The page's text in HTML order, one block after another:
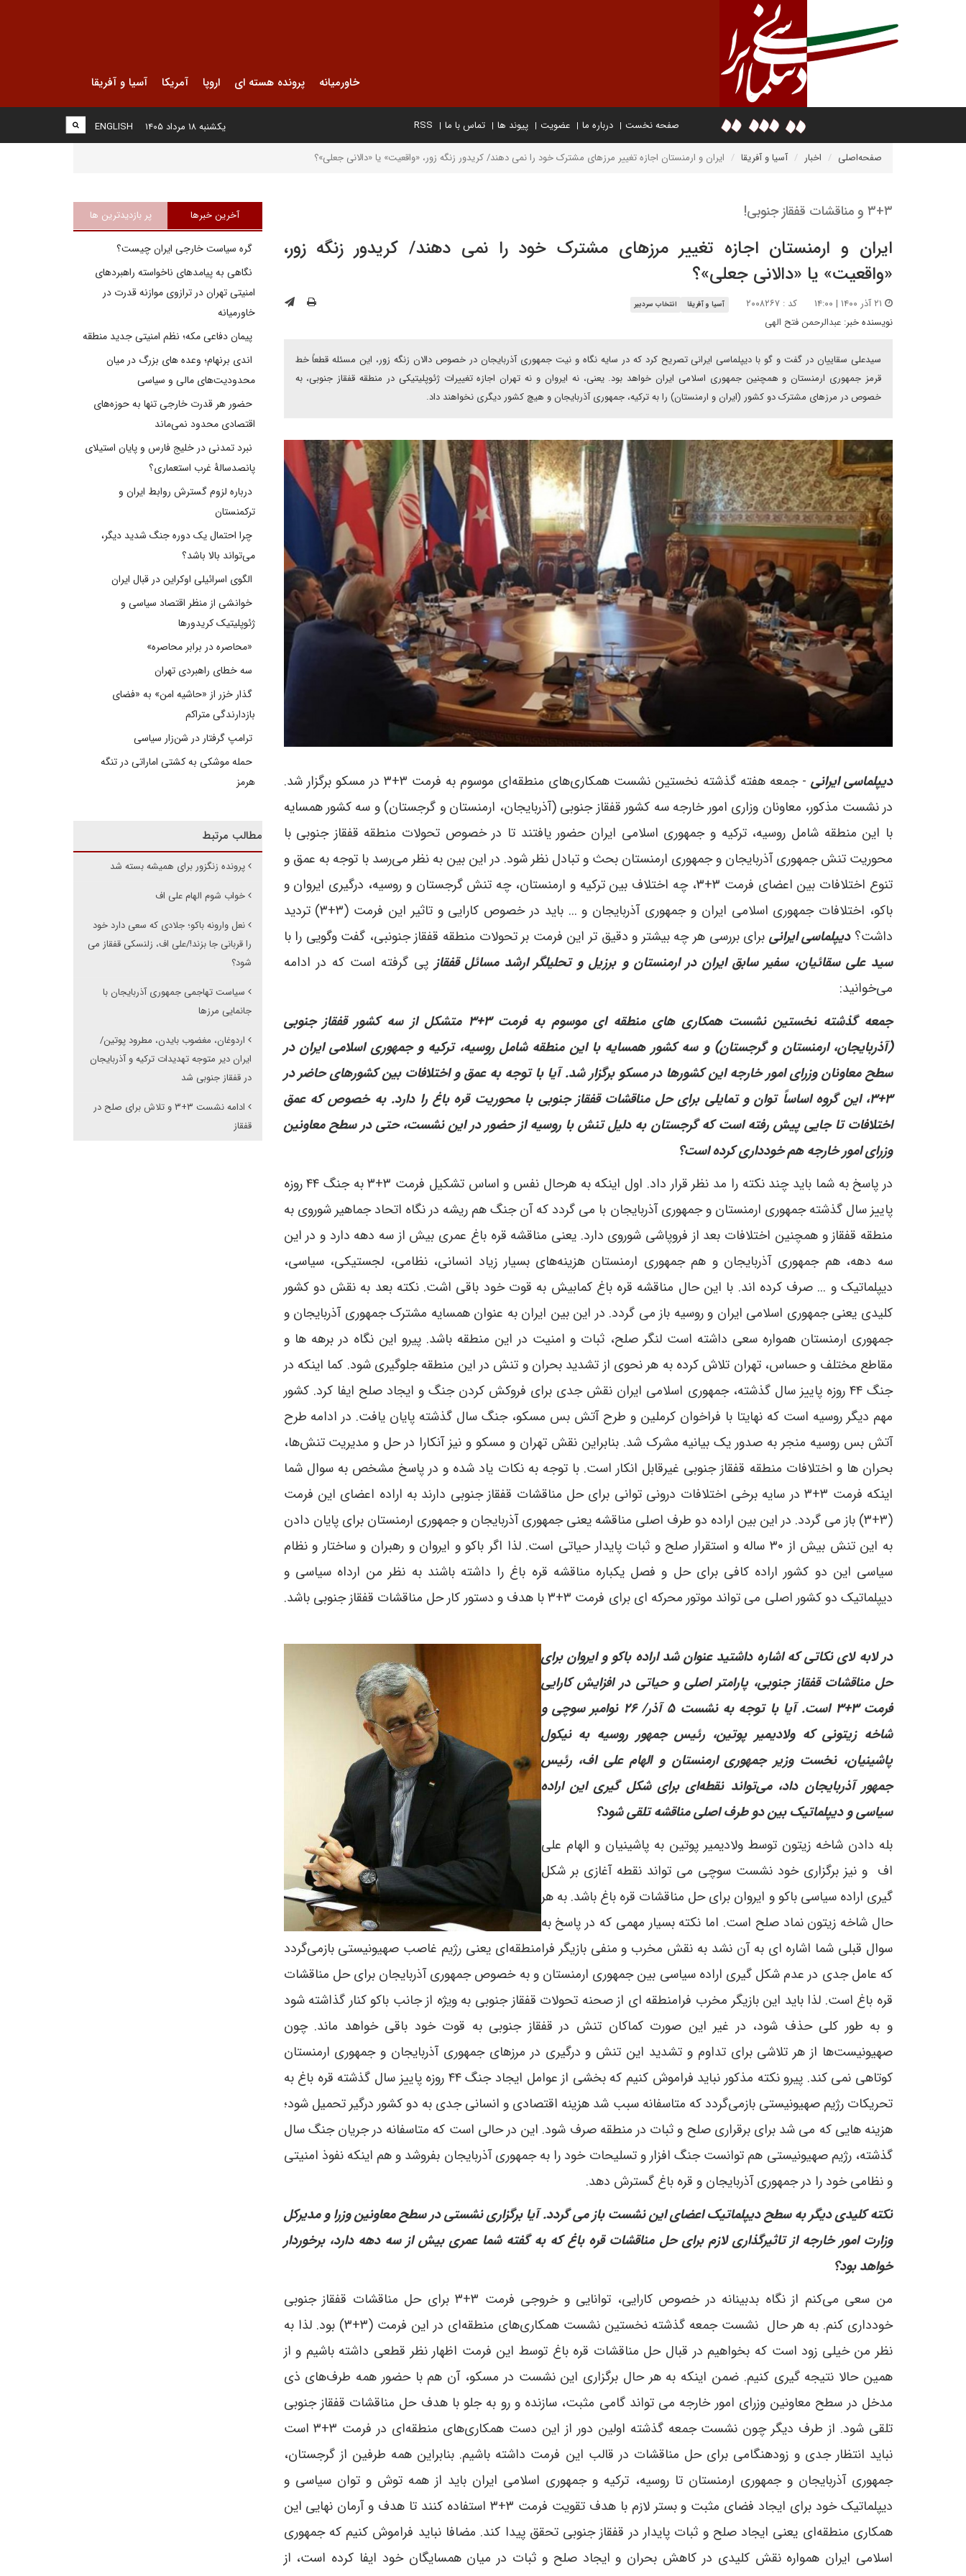
خاورمیانه پرونده هسته ای اروپا آمریکا آسیا و آفریقا
صفحه نخست درباره ما عضویت پیوند ها تماس با ما RSS
ENGLISH یکشنبه ۱۸ مرداد ۱۴۰۵
صفحه‌اصلی اخبار آسیا و آفریقا ایران و ارمنستان اجازه تغییر مرزهای مشترک خود را نمی دهند/ کریدور زنگه زور، «واقعیت» یا «دالانی جعلی»؟
۳+۳ و مناقشات قفقاز جنوبی!
ایران و ارمنستان اجازه تغییر مرزهای مشترک خود را نمی دهند/ کریدور زنگه زور،
«واقعیت» یا «دالانی جعلی»؟
کد : ۲۰۰۸۲۶۷ آسیا و آفریقا انتخاب سردبیر
نویسنده خبر: عبدالرحمن فتح الهی
سیدعلی سقاییان در گفت و گو با دیپلماسی ایرانی تصریح کرد که در سایه نگاه و نیت جمهوری آذربایجان در خصوص دالان زنگه زور، این مسئله قطعاً خط
قرمز جمهوری ارمنستان و همچنین جمهوری اسلامی ایران خواهد بود. یعنی، نه ایروان و نه تهران اجازه تغییرات ژئوپلیتیکی در منطقه قفقاز جنوبی، به
خصوص در مرزهای مشترک دو کشور (ایران و ارمنستان) را به ترکیه، جمهوری آذربایجان و هیچ کشور دیگری نخواهند داد.
دیپلماسی ایرانی
- جمعه هفته گذشته نخستین نشست همکاری‌های منطقه‌ای موسوم به فرمت ۳+۳ در مسکو برگزار شد.
در نشست مذکور، معاونان وزاری امور خارجه سه کشور قفقاز جنوبی (آذربایجان، ارمنستان و گرجستان) و سه کشور همسایه
با این منطقه شامل روسیه، ترکیه و جمهوری اسلامی ایران حضور یافتند تا در خصوص تحولات منطقه قفقاز جنوبی با
محوریت تنش جمهوری آذربایجان و جمهوری ارمنستان بحث و تبادل نظر شود. در این بین به نظر می‌رسد با توجه به عمق و
تنوع اختلافات بین اعضای فرمت ۳+۳، چه اختلاف بین ترکیه و ارمنستان، چه تنش گرجستان و روسیه، درگیری ایروان و
باکو، اختلافات جمهوری اسلامی ایران و جمهوری آذربایجان و ... باید در خصوص کارایی و تاثیر این فرمت (۳+۳) تردید
داشت؟دیپلماسی ایرانی برای بررسی هر چه بیشتر و دقیق تر این فرمت بر تحولات منطقه قفقاز جنونبی، گفت وگویی را با
سید علی سقائیان، سفیر سابق ایران در ارمنستان و برزیل و تحلیلگر ارشد مسائل قفقاز پی گرفته است که در ادامه
می‌خوانید:
جمعه گذشته نخستین نشست همکاری های منطقه ای موسوم به فرمت ۳+۳ متشکل از سه کشور قفقاز جنوبی
(آذربایجان، ارمنستان و گرجستان) و سه کشور همسایه با این منطقه شامل روسیه، ترکیه و جمهوری اسلامی ایران در
سطح معاونان وزرای امور خارجه این کشورها در مسکو برگزار شد. آیا با توجه به عمق و اختلافات بین کشورهای حاضر در
۳+۳، این گروه اساساً توان و تمایلی برای حل مناقشات قفقاز جنوبی با محوریت قره باغ را دارد. به خصوص که عمق
اختلافات تا جایی پیش رفته است که گرجستان به دلیل تنش با روسیه از حضور در این نشست، حتی در سطح معاونین
وزرای امور خارجه هم خودداری کرده است؟
در پاسخ به شما باید چند نکته را مد نظر قرار داد. اول اینکه به هرحال نفس و اساس تشکیل فرمت ۳+۳ به جنگ ۴۴ روزه
پاییز سال گذشته جمهوری ارمنستان و جمهوری آذربایجان با می گردد که آن جنگ هم ریشه در نگاه اتحاد جماهیر شوروی به
منطقه قفقاز و همچنین اختلافات بعد از فروپاشی شوروی دارد. یعنی مناقشه قره باغ عمری بیش از سه دهه دارد و در این
سه دهه، هم جمهوری آذربایجان و هم جمهوری ارمنستان هزینه‌های بسیار زیاد انسانی، نظامی، لجستیکی، سیاسی،
دیپلماتیک و ... صرف کرده اند. با این حال مناقشه قره باغ کمابیش به قوت خود باقی اشت. نکته بعد به نقش دو کشور
کلیدی یعنی جمهوری اسلامی ایران و روسیه باز می گردد. در این بین ایران به عنوان همسایه مشترک جمهوری آذربایجان و
جمهوری ارمنستان همواره سعی داشته است لنگر صلح، ثبات و امنیت در این منطقه باشد. پیرو این نگاه در برهه ها و
مقاطع مختلف و حساس، تهران تلاش کرده به هر نحوی از تشدید بحران و تنش در این منطقه جلوگیری شود. کما اینکه در
جنگ ۴۴ روزه پاییز سال گذشته، جمهوری اسلامی ایران نقش جدی برای فروکش کردن جنگ و ایجاد صلح ایفا کرد. کشور
مهم دیگر روسیه است که نهایتا با فراخوان کرملین و طرح آتش بس مسکو، جنگ سال گذشته پایان یافت. در ادامه طرح
آتش بس روسیه منجر به صدور یک بیانیه مشرک شد. بنابراین نقش تهران و مسکو و نیز آنکارا در حل و مدیریت تنش‌ها،
بحران ها و اختلافات منطقه قفقاز جنوبی غیرقابل انکار است. با توجه به نکات یاد شده و در پاسخ مشخص به سوال شما
اینکه فرمت ۳+۳ در سایه برخی اختلافات درونی توانی برای حل مناقشات قفقاز جنوبی دارند به اراده اعضای این فرمت
(۳+۳) باز می گردد. در این بین اراده دو طرف اصلی مناقشه یعنی جمهوری آذربایجان و جمهوری ارمنستان برای پایان دادن
به این تنش بیش از ۳۰ ساله و استقرار صلح و ثبات پایدار حیاتی است. لذا اگر باکو و ایروان و رهبران و ساختار و نظام
سیاسی این دو کشور اراده کافی برای حل و فصل یکباره مناقشه قره باغ را داشته باشند به نظر من ارداه سیاسی و
دیپلماتیک دو کشور اصلی می تواند موتور محرکه ای برای فرمت ۳+۳ با هدف و دستور کار حل مناقشات قفقاز جنوبی باشد.
در لابه لای نکاتی که اشاره داشتید عنوان شد اراده باکو و ایروان برای
حل مناقشات قفقاز جنوبی، پارامتر اصلی و حیاتی در افزایش کارایی
فرمت ۳+۳ است. آیا با توجه به نشست ۵ آذر/ ۲۶ نوامبر سوچی و
شاخه زیتونی که ولادیمیر پوتین، رئیس جمهور روسیه به نیکول
پاشینیان، نخست وزیر جمهوری ارمنستان و الهام علی اف، رئیس
جمهور آذربایجان داد، می‌تواند نقطه‌ای برای شکل گیری این اراده
سیاسی و دیپلماتیک بین دو طرف اصلی مناقشه تلقی شود؟
بله دادن شاخه زیتون توسط ولادیمیر پوتین به پاشینیان و الهام علی
اف و نیز برگزاری خود نشست سوچی می تواند نقطه آغازی بر شکل
گیری اراده سیاسی باکو و ایروان برای حل مناقشات قره باغ باشد. به هر
حال شاخه زیتون نماد صلح است. اما نکته بسیار مهمی که در پاسخ به
سوال قبلی شما اشاره ای به آن نشد به نقش مخرب و منفی بازیگر فرامنطقه‌ای یعنی رژیم غاصب صهیونیستی بازمی‌گردد
که عامل جدی در عدم شکل گیری اراده سیاسی بین جمهوری ارمنستان و به خصوص جمهوری آذربایجان برای حل مناقشات
قره باغ است. لذا باید این بازیگر مخرب فرامنطقه ای از صحنه تحولات قفقاز جنوبی به ویژه از جانب باکو کنار گذاشته شود
و به طور کلی حذف شود، در غیر این صورت کماکان تنش در قفقاز جنوبی به قوت خود باقی خواهد ماند. چون
صهیونیست‌ها از هر تلاشی برای تداوم و تشدید این تنش و درگیری در مرزهای جمهوری آذربایجان و جمهوری ارمنستان
کوتاهی نمی کند. پیرو نکته مذکور نباید فراموش کنیم که بخشی از عوامل ایجاد جنگ ۴۴ روزه پاییز سال گذشته قره باغ به
تحریکات رژیم صهیونیستی بازمی‌گردد که متاسفانه سبب شد هزینه اقتصادی و انسانی جدی به دو کشور درگیر تحمیل شود؛
هزینه هایی که می شد برای برقراری صلح و ثبات در منطقه صرف شود. این در حالی است که متاسفانه در جریان جنگ سال
گذشته، رژیم صهیونیستی هم توانست جنگ افزار و تسلیحات خود را به جمهوری آذربایجان بفروشد و هم اینکه نفوذ امنیتی
و نظامی خود را در جمهوری آذربایجان و قره باغ گسترش دهد.
نکته کلیدی دیگر به سطح دیپلماتیک اعضای این نشست باز می گردد. آیا برگزاری نشستی در سطح معاونین وزرا و مدیرکل
وزارت امور خارجه از تاثیرگذاری لازم برای حل مناقشات قره باغ که به گفته شما عمری بیش از سه دهه دارد، برخوردار
خواهد بود؟
من سعی می‌کنم از نگاه بدبینانه در خصوص کارایی، توانایی و خروجی فرمت ۳+۳ برای حل مناقشات قفقاز جنوبی
خودداری کنم. به هر حال نشست جمعه گذشته نخستین نشست همکاری‌های منطقه‌ای در این فرمت (۳+۳) بود. لذا به
نظر من خیلی زود است که بخواهیم در قبال حل مناقشات قره باغ توسط این فرمت اظهار نظر قطعی داشته باشیم و از
همین حالا نتیجه گیری کنیم. ضمن اینکه به هر حال برگزاری این نشست در مسکو، آن هم با حضور همه طرف‌های ذی
مدخل در سطح معاونین وزرای امور خارجه می تواند گامی مثبت، سازنده و رو به جلو با هدف حل مناقشات قفقاز جنوبی
تلقی شود. از طرف دیگر چون نشست جمعه گذشته اولین دور از این دست همکاری‌های منطقه‌ای در فرمت ۳+۳ است
نباید انتظار جدی و زودهنگامی برای حل مناقشات در قالب این فرمت داشته باشیم. بنابراین همه طرفین از گرجستان،
جمهوری آذربایجان و جمهوری ارمنستان تا روسیه، ترکیه و جمهوری اسلامی ایران باید از همه توش و توان سیاسی و
دیپلماتیک خود برای ایجاد فضای مثبت و بستر لازم با هدف تقویت فرمت ۳+۳ استفاده کنند تا هدف و آرمان نهایی این
همکاری منطقه‌ای یعنی ایجاد صلح و ثبات پایدار در قفقاز جنوبی تحقق پیدا کند. مضافا نباید فراموش کنیم که جمهوری
اسلامی ایران همواره نقش کلیدی در کاهش بحران و ایجاد صلح و ثبات در میان همسایگان خود ایفا کرده است، از
آخرین خبرها پر بازدیدترین ها
گره سیاست خارجی ایران چیست؟
نگاهی به پیامدهای ناخواسته راهبردهای
امنیتی تهران در ترازوی موازنه قدرت در
خاورمیانه
پیمان دفاعی مکه؛ نظم امنیتی جدید منطقه
اندی برنهام؛ وعده های بزرگ در میان
محدودیت‌های مالی و سیاسی
حضور هر قدرت خارجی تنها به حوزه‌های
اقتصادی محدود نمی‌ماند
نبرد تمدنی در خلیج فارس و پایان استیلای
پانصدسالۀ غرب استعماری؟
درباره لزوم گسترش روابط ایران و
ترکمنستان
چرا احتمال یک دوره جنگ شدید دیگر،
می‌تواند بالا باشد؟
الگوی اسرائیلی اوکراین در قبال ایران
خوانشی از منظر اقتصاد سیاسی و
ژئوپلیتیک کریدورها
«محاصره در برابر محاصره»
سه خطای راهبردی تهران
گذار خزر از «حاشیه امن» به «فضای
بازدارندگی متراکم
ترامپ گرفتار در شن‌زار سیاسی
حمله موشکی به کشتی اماراتی در تنگه
هرمز
مطالب مرتبط
پرونده زنگزور برای همیشه بسته شد
خواب شوم الهام علی اف
نعل وارونه باکو؛ جلادی که سعی دارد خود
را قربانی جا بزند!/علی اف، زلنسکی قفقاز می
شود؟
سیاست تهاجمی جمهوری آذربایجان با
جانمایی مرزها
اردوغان، مغضوب بایدن، مطرود پوتین/
ایران دیر متوجه تهدیدات ترکیه و آذربایجان
در قفقاز جنوبی شد
ادامه نشست ۳+۳ و تلاش برای صلح در
قفقاز